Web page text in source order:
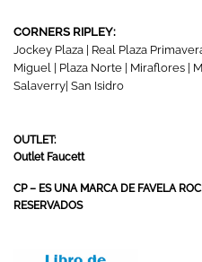
CORNERS RIPLEY:
Jockey Plaza | Real Plaza
Miguel | Plaza Norte | Miraflores |
Salaverry| San Isidro
OUTLET:
Outlet Faucett
CP – ES UNA MARCA DE FAVELA
RESERVADOS